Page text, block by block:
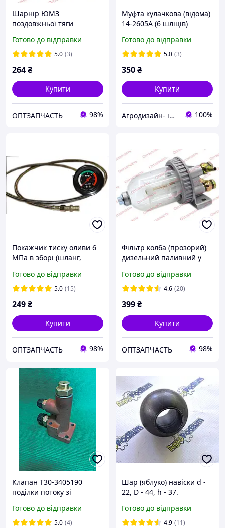
Шарнір ЮМЗ
поздовжньої тяги
Готово до відправки
5.0 (3)
264₴
Купити
ОПТЗАПЧАСТЬ 98%
Муфта кулачкова (відома)
14-2605А (6 шліців)
(СМД-14...31)
Готово до відправки
5.0 (3)
350₴
Купити
Агродизайн- інтернет-магазин запчастин до тракторів 100%
Покажчик тиску оливи 6
МПа в зборі (шланг,
Готово до відправки
5.0 (15)
249₴
Купити
ОПТЗАПЧАСТЬ 98%
Фільтр колба (прозорий)
дизельний паливний у
Готово до відправки
4.6 (20)
399₴
Купити
ОПТЗАПЧАСТЬ 98%
Клапан Т30-3405190
поділки потоку зі
Готово до відправки
5.0 (4)
Шар (яблуко) навіски d -
22, D - 44, h - 37.
Готово до відправки
4.9 (11)